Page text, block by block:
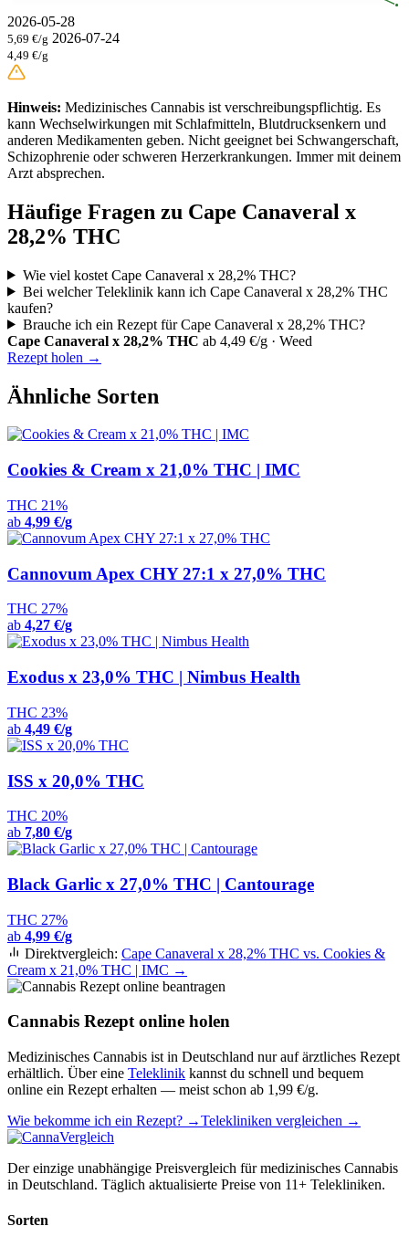
2026-05-28
5,69 €/g 2026-07-24
4,49 €/g
Hinweis: Medizinisches Cannabis ist verschreibungspflichtig. Es
kann Wechselwirkungen mit Schlafmitteln, Blutdrucksenkern und
anderen Medikamenten geben. Nicht geeignet bei Schwangerschaft,
Schizophrenie oder schweren Herzerkrankungen. Immer mit deinem
Arzt absprechen.
Häufige Fragen zu Cape Canaveral x
28,2% THC
Wie viel kostet Cape Canaveral x 28,2% THC?
Bei welcher Teleklinik kann ich Cape Canaveral x 28,2% THC
kaufen?
Brauche ich ein Rezept für Cape Canaveral x 28,2% THC?
Cape Canaveral x 28,2% THC ab 4,49 €/g · Weed
Rezept holen →
Ähnliche Sorten
Cookies & Cream x 21,0% THC | IMC
THC 21%
ab 4,99 €/g
Cannovum Apex CHY 27:1 x 27,0% THC
THC 27%
ab 4,27 €/g
Exodus x 23,0% THC | Nimbus Health
THC 23%
ab 4,49 €/g
ISS x 20,0% THC
THC 20%
ab 7,80 €/g
Black Garlic x 27,0% THC | Cantourage
THC 27%
ab 4,99 €/g
Direktvergleich: Cape Canaveral x 28,2% THC vs. Cookies &
Cream x 21,0% THC | IMC →
Cannabis Rezept online holen
Medizinisches Cannabis ist in Deutschland nur auf ärztliches Rezept
erhältlich. Über eine Teleklinik kannst du schnell und bequem
online ein Rezept erhalten — meist schon ab 1,99 €/g.
Wie bekomme ich ein Rezept? →Telekliniken vergleichen →
Der einzige unabhängige Preisvergleich für medizinisches Cannabis
in Deutschland. Täglich aktualisierte Preise von 11+ Telekliniken.
Sorten